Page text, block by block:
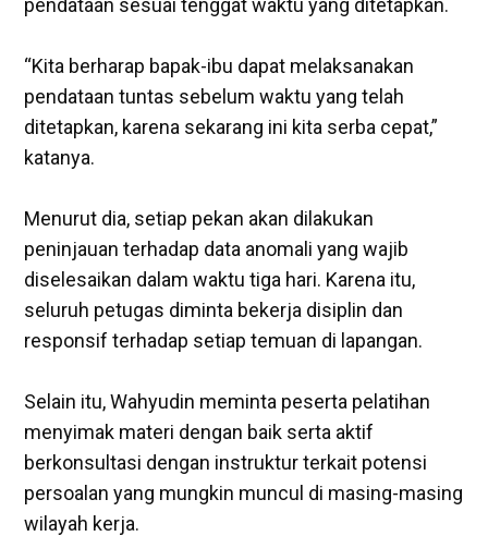
‎“Kita berharap bapak-ibu dapat melaksanakan
pendataan tuntas sebelum waktu yang telah
ditetapkan, karena sekarang ini kita serba cepat,”
katanya.
‎Menurut dia, setiap pekan akan dilakukan
peninjauan terhadap data anomali yang wajib
diselesaikan dalam waktu tiga hari. Karena itu,
seluruh petugas diminta bekerja disiplin dan
responsif terhadap setiap temuan di lapangan.
‎Selain itu, Wahyudin meminta peserta pelatihan
menyimak materi dengan baik serta aktif
berkonsultasi dengan instruktur terkait potensi
persoalan yang mungkin muncul di masing-masing
wilayah kerja.